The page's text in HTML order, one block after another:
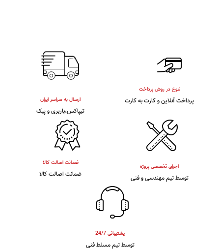
تنوع در روش پرداخت
پرداخت آنلاین و کارت به کارت ارسال به سراسر ایران
تیپاکس،باربری و پیک
اجرای تخصصی پروژه
توسط تیم مهندسی و فنی
ضمانت اصالت کالا
ضمانت اصالت کالا
پشتیبانی 24/7
توسط تیم مسلط فنی